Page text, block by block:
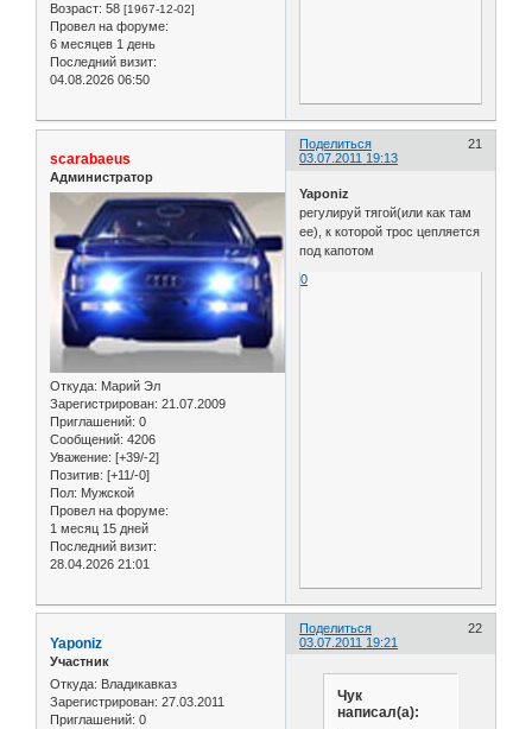
Возраст: 58 [1967-12-02]
Провел на форуме:
6 месяцев 1 день
Последний визит:
04.08.2026 06:50
Поделиться
21
03.07.2011 19:13
scarabaeus
Администратор
Откуда: Марий Эл
Зарегистрирован: 21.07.2009
Приглашений: 0
Сообщений: 4206
Уважение: [+39/-2]
Позитив: [+11/-0]
Пол: Мужской
Провел на форуме:
1 месяц 15 дней
Последний визит:
28.04.2026 21:01
Yaponiz
регулируй тягой(или как там
ее), к которой трос цепляется
под капотом
0
Поделиться
22
03.07.2011 19:21
Yaponiz
Участник
Откуда: Владикавказ
Зарегистрирован: 27.03.2011
Приглашений: 0
Чук
написал(а):